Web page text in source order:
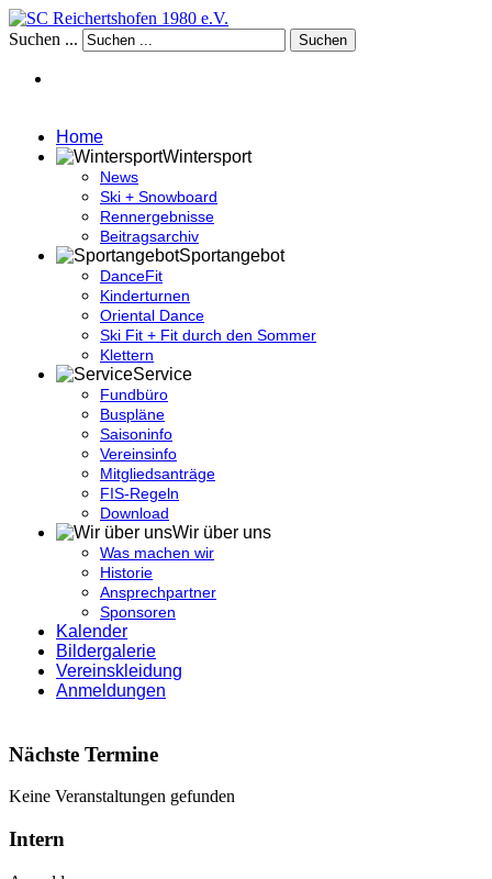
Suchen ... Suchen
Home
Wintersport
News
Ski + Snowboard
Rennergebnisse
Beitragsarchiv
Sportangebot
DanceFit
Kinderturnen
Oriental Dance
Ski Fit + Fit durch den Sommer
Klettern
Service
Fundbüro
Buspläne
Saisoninfo
Vereinsinfo
Mitgliedsanträge
FIS-Regeln
Download
Wir über uns
Was machen wir
Historie
Ansprechpartner
Sponsoren
Kalender
Bildergalerie
Vereinskleidung
Anmeldungen
Nächste Termine
Keine Veranstaltungen gefunden
Intern